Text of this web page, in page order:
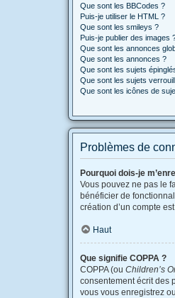
Que sont les BBCodes ?
Puis-je utiliser le HTML ?
Que sont les smileys ?
Puis-je publier des images
Que sont les annonces
Que sont les annonces ?
Que sont les sujets
Que sont les sujets
Que sont les icônes de
Problèmes de
Pourquoi dois-je
Vous pouvez ne pas le
bénéficier de
création d’un compte
Haut
Que signifie COPPA ?
COPPA (ou Children’s
consentement écrit des
vous vous enregistrez